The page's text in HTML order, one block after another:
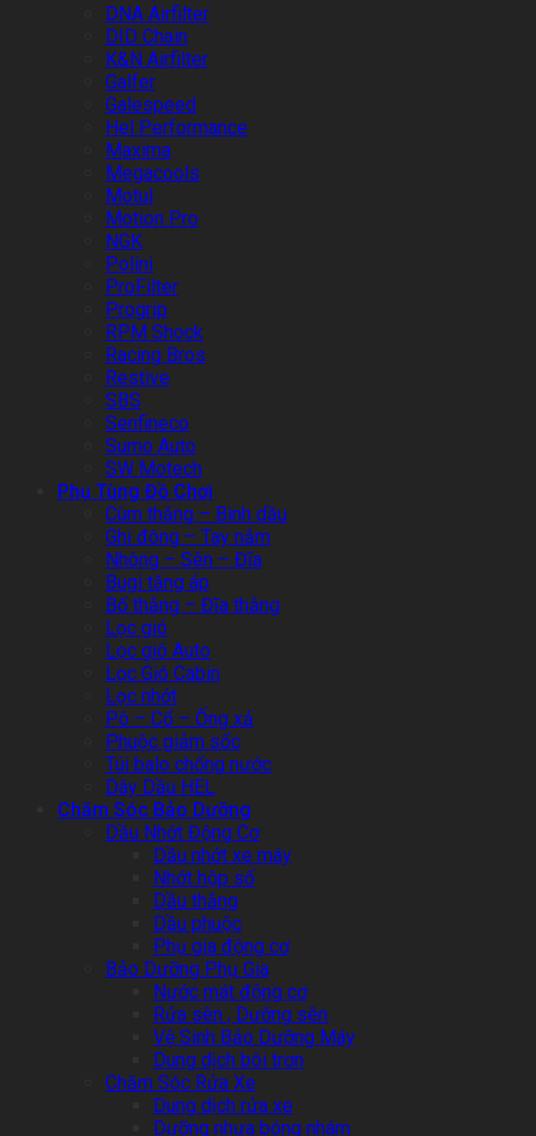
DNA Airfilter
DID Chain
K&N Airfilter
Galfer
Galespeed
Hel Performance
Maxima
Megacools
Motul
Motion Pro
NGK
Polini
ProFilter
Progrip
RPM Shock
Racing Bros
Restive
SBS
Senfineco
Sumo Auto
SW Motech
Phụ Tùng Đồ Chơi
Cùm thắng – Bình dầu
Ghi đông – Tay nắm
Nhông – Sên – Đĩa
Bugi tăng áp
Bố thắng – Đĩa thắng
Lọc gió
Lọc gió Auto
Lọc Gió Cabin
Lọc nhớt
Pô – Cổ – Ống xả
Phuộc giảm sốc
Túi balo chống nước
Dây Dầu HEL
Chăm Sóc Bảo Dưỡng
Dầu Nhớt Động Cơ
Dầu nhớt xe máy
Nhớt hộp số
Dầu thắng
Dầu phuộc
Phụ gia động cơ
Bảo Dưỡng Phụ Gia
Nước mát động cơ
Rửa sên , Dưỡng sên
Vệ Sinh Bảo Dưỡng Máy
Dung dịch bôi trơn
Chăm Sóc Rửa Xe
Dung dịch rửa xe
Dưỡng nhựa bóng nhám